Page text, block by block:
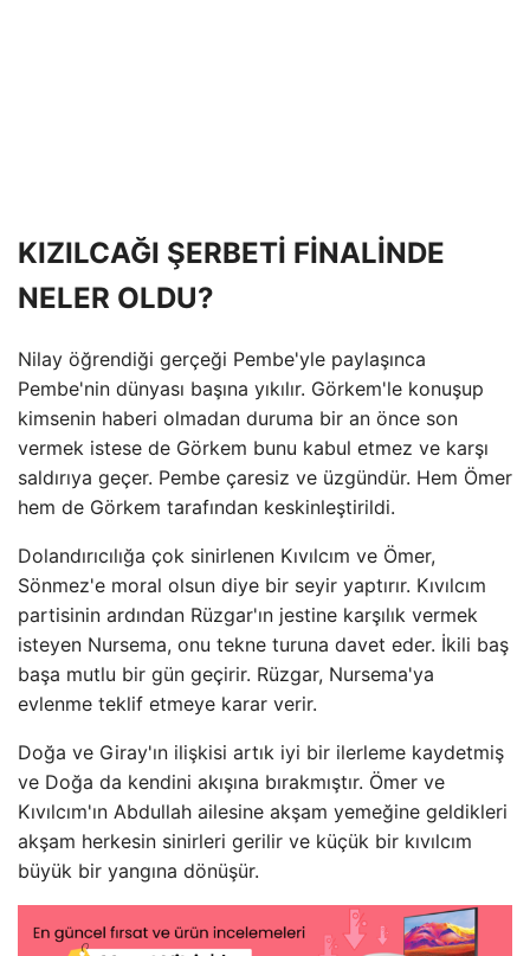
KIZILCAĞI ŞERBETİ FİNALİNDE
NELER OLDU?
Nilay öğrendiği gerçeği Pembe'yle paylaşınca
Pembe'nin dünyası başına yıkılır. Görkem'le konuşup
kimsenin haberi olmadan duruma bir an önce son
vermek istese de Görkem bunu kabul etmez ve karşı
saldırıya geçer. Pembe çaresiz ve üzgündür. Hem Ömer
hem de Görkem tarafından keskinleştirildi.
Dolandırıcılığa çok sinirlenen Kıvılcım ve Ömer,
Sönmez'e moral olsun diye bir seyir yaptırır. Kıvılcım
partisinin ardından Rüzgar'ın jestine karşılık vermek
isteyen Nursema, onu tekne turuna davet eder. İkili baş
başa mutlu bir gün geçirir. Rüzgar, Nursema'ya
evlenme teklif etmeye karar verir.
Doğa ve Giray'ın ilişkisi artık iyi bir ilerleme kaydetmiş
ve Doğa da kendini akışına bırakmıştır. Ömer ve
Kıvılcım'ın Abdullah ailesine akşam yemeğine geldikleri
akşam herkesin sinirleri gerilir ve küçük bir kıvılcım
büyük bir yangına dönüşür.